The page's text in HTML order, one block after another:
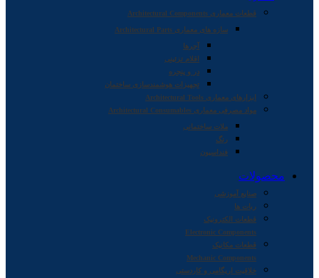
قطعات معماری Architectural Components
سازه های معماری Architectural Parts
آجرها
اقلام تزئینی
در و پنجره
تجهیزات هوشمندسازی ساختمان
ابزارهای معماری Architectural Tools
مواد مصرفی معماری Architectural Consumables
ملات ساختمانی
رنگ
فنداسیون
محصولات
صنایع آموزشی
ربات ها
قطعات الکترونیک
Electronic Components
قطعات مکانیک
Mechanic Components
خلاقیت اریگامی و کاردستی